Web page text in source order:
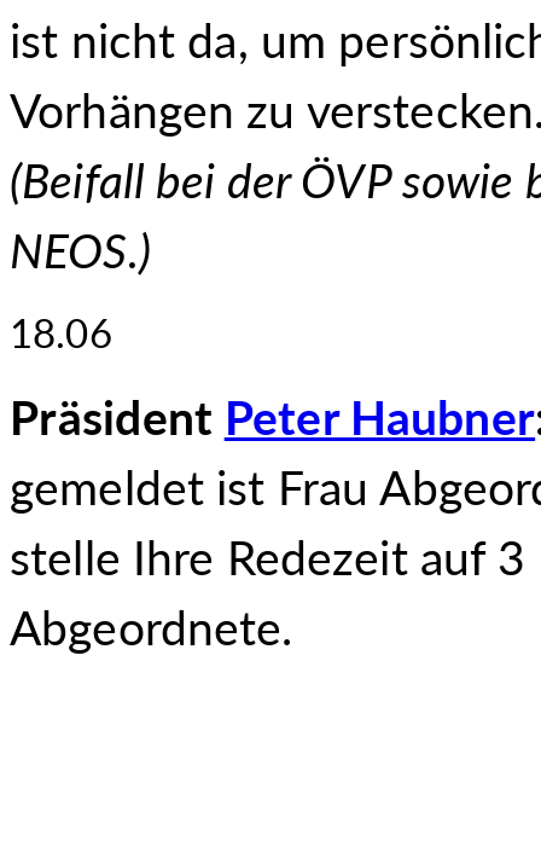
ist nicht da, um
Vorhängen zu
(Beifall bei der ÖVP sowie
NEOS.)
18.06
Präsident Peter Haubner
gemeldet ist Frau
stelle Ihre Redezeit auf
Abgeordnete.